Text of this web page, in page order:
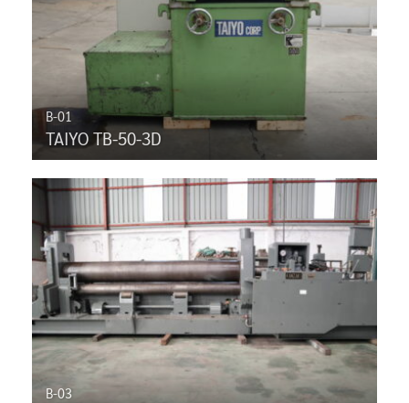
B-01
TAIYO TB-50-3D
B-03